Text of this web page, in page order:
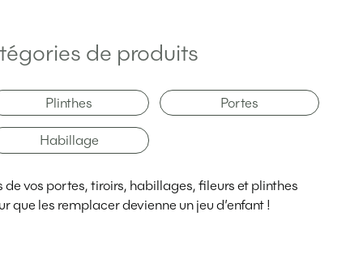
de produits
Plinthes Portes
Habillage
vos portes, tiroirs, habillages, fileurs et plinthes
que les remplacer devienne un jeu d’enfant !